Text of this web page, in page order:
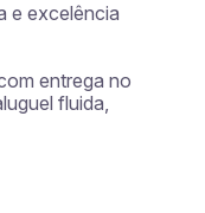
e excelência
entrega no
fluida,